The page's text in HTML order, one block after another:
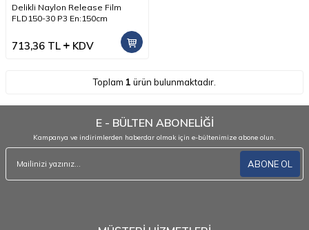
Delikli Naylon Release Film
FLD150-30 P3 En:150cm
713,36 TL KDV
Toplam 1 ürün bulunmaktadır.
E - BÜLTEN ABONELİĞİ
Kampanya ve indirimlerden haberdar olmak için e-bültenimize abone olun.
ABONE OL